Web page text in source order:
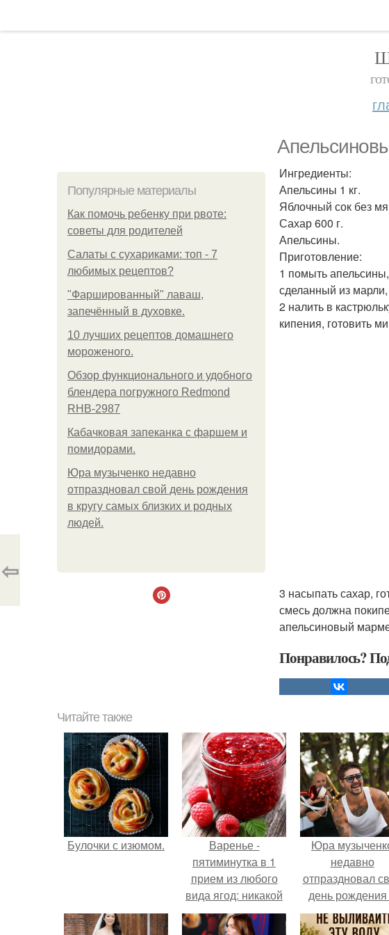
Популярные материалы
Как помочь ребенку при рвоте:
советы для родителей
Салаты с сухариками: топ - 7
любимых рецептов?
"Фаршированный" лаваш,
запечённый в духовке.
10 лучших рецептов домашнего
мороженого.
Обзор функционального и удобного
блендера погружного Redmond
RHB-2987
Кабачковая запеканка с фаршем и
помидорами.
Юра музыченко недавно
отпраздновал свой день рождения
в кругу самых близких и родных
людей.
Ингредиенты:
Апельсины 1 кг.
Яблочный сок без
Сахар 600 г.
Апельсины.
Приготовление:
1 помыть
сделанный из
2 налить в
кипения, готовить
3 насыпать сахар,
смесь должна
апельсиновый
Понравилось?
⇦
Читайте также
Булочки с изюмом.
Варенье -
пятиминутка в 1
прием из любого
вида ягод: никакой
длительной варки,
все витамины на
Юра
недавно
отпраздновал
день рождения
кругу самых
близких и